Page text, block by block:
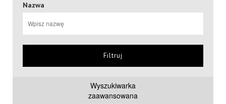
Nazwa
Filtruj
Wyszukiwarka
zaawansowana